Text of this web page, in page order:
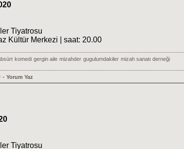
Tiyatrosu
Kültür Merkezi | saat: 20.00
komedi gergin aile mizahder gugulumdakiler mizah sanatı derneği
- Yorum Yaz
Tiyatrosu